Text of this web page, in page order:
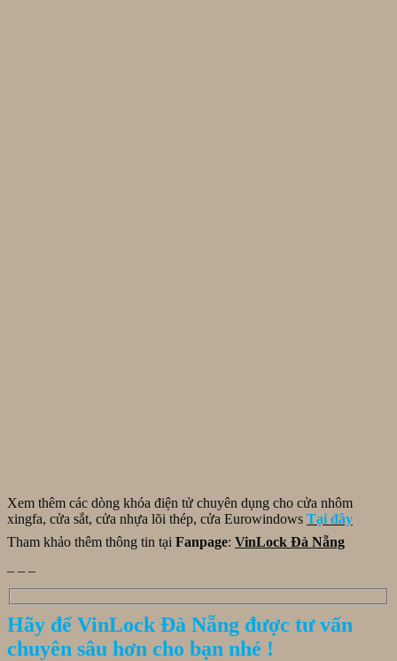
Xem thêm các dòng khóa điện tử chuyên dụng cho cửa nhôm
xingfa, cửa sắt, cửa nhựa lõi thép, cửa Eurowindows Tại đây
Tham khảo thêm thông tin tại Fanpage: VinLock Đà Nẵng
Hãy để VinLock Đà Nẵng được tư vấn
chuyên sâu hơn cho bạn nhé !